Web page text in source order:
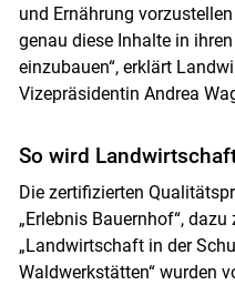
und Ernährung
genau diese Inhalte in
einzubauen“, erklärt
Vizepräsidentin Andrea
So wird
Die zertifizierten
„Erlebnis Bauernhof“,
„Landwirtschaft in der
Waldwerkstätten“ wurden